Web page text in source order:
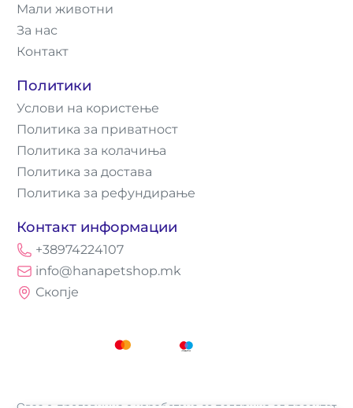
Мали животни
За нас
Контакт
Политики
Услови на користење
Политика за приватност
Политика за колачиња
Политика за достава
Политика за рефундирање
Контакт информации
+38974224107
info@hanapetshop.mk
Скопје